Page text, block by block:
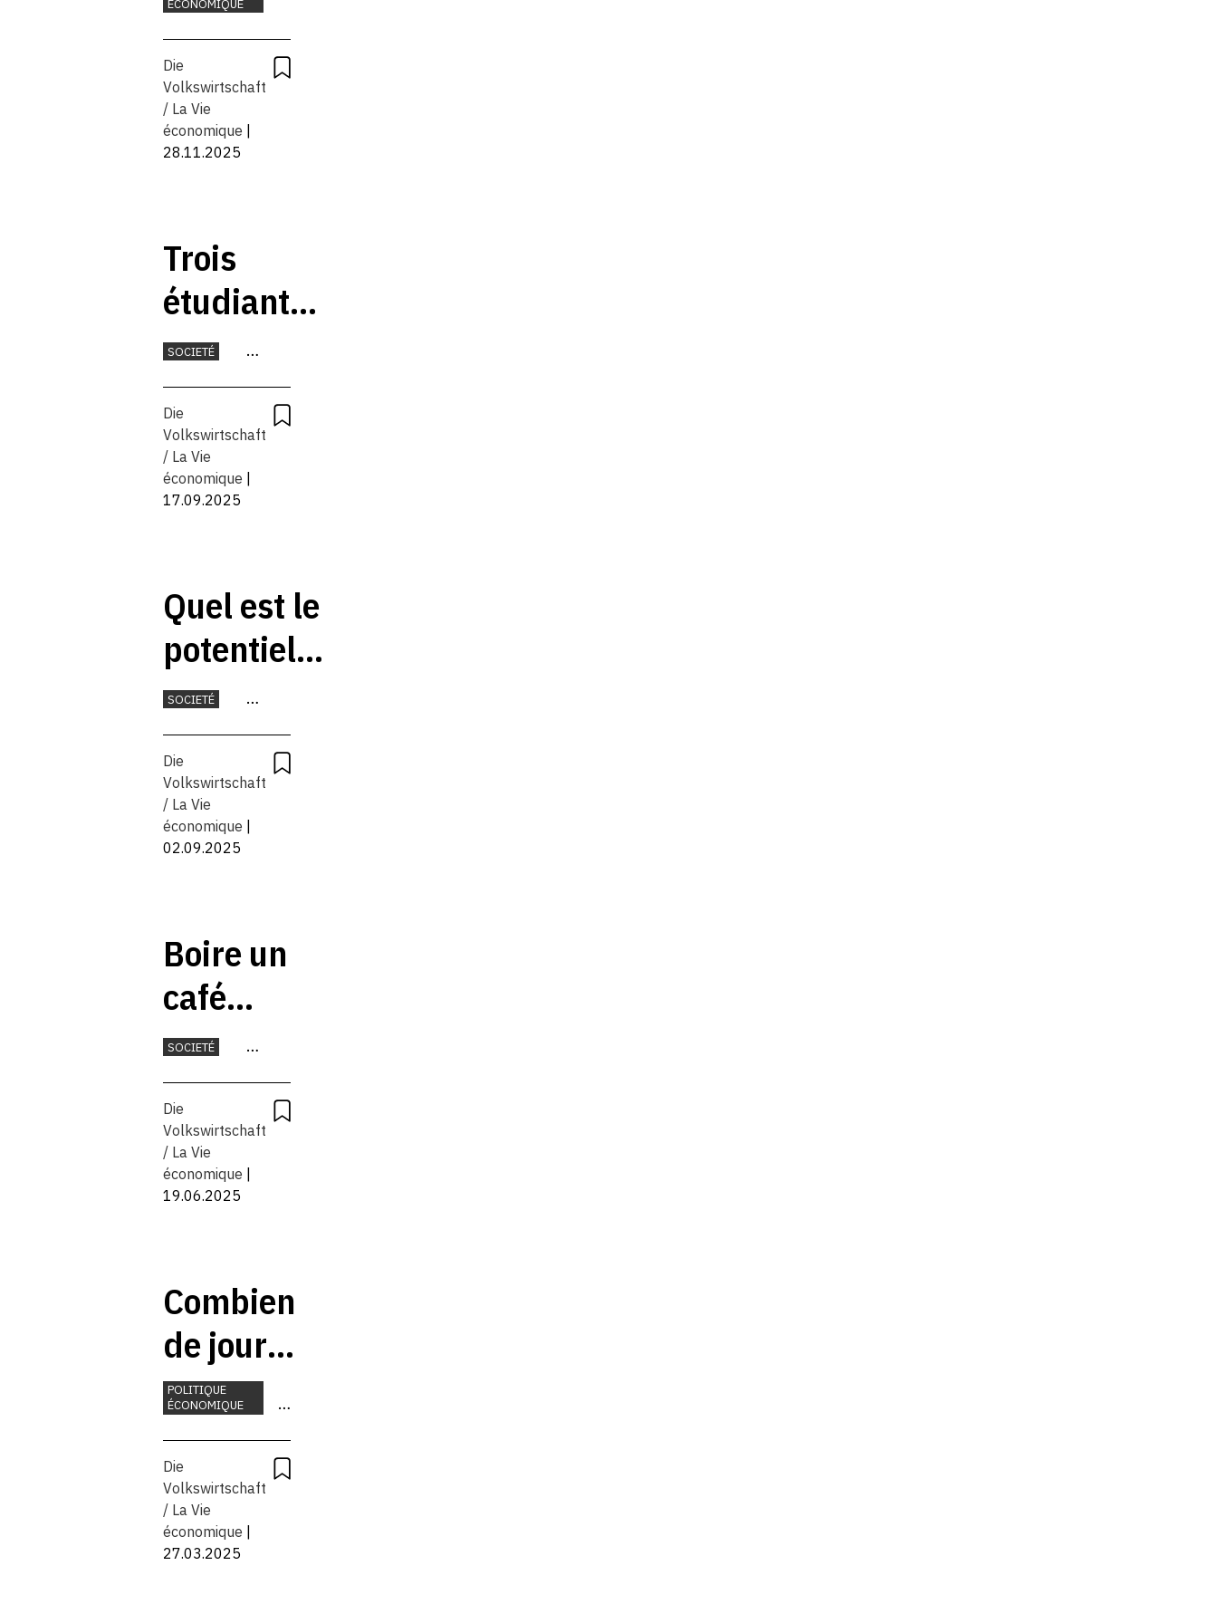
ÉCONOMIQUE
Die
Volkswirtschaft
/ La Vie
économique |
28.11.2025
Trois
étudiants
sur
quatre
travaillent
SOCIETÉ
Die
Volkswirtschaft
/ La Vie
économique |
17.09.2025
Quel est le
potentiel
des
véhicules
autonomes?
SOCIETÉ
Die
Volkswirtschaft
/ La Vie
économique |
02.09.2025
Boire un
café
crème à
l’extérieur
est
toujours
plus
SOCIETÉ
Die
Volkswirtschaft
/ La Vie
économique |
19.06.2025
Combien
de jours
sommes-
nous
malades?
POLITIQUE
ÉCONOMIQUE
Die
Volkswirtschaft
/ La Vie
économique |
27.03.2025